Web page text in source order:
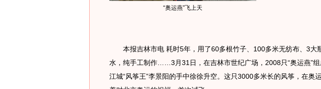
“奥运燕”飞上天
本报吉林市电 耗时5年，用了60多根竹子、100多米无纺布、3大
水，纯手工制作……3月31日，在吉林市世纪广场，2008只“奥运燕”
江城“风筝王”李景阳的手中徐徐升空。这只3000多米长的风筝，在奥